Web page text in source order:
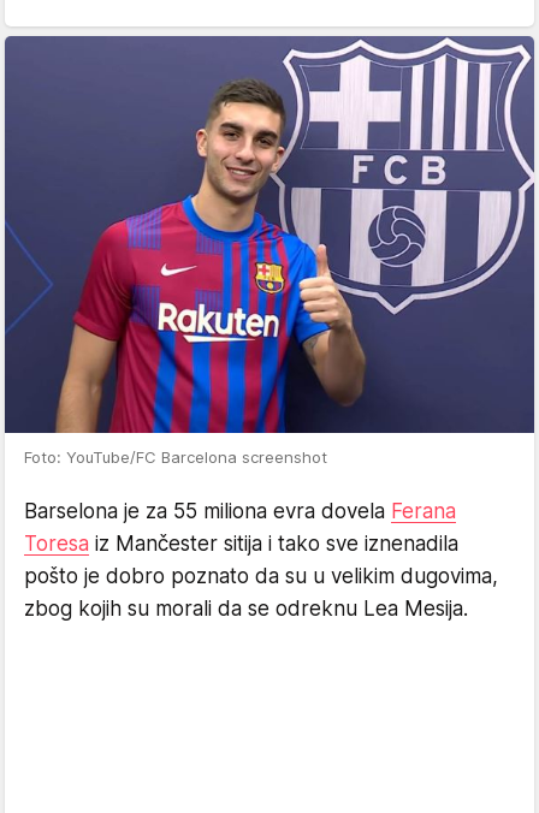
Foto: YouTube/FC Barcelona screenshot
Barselona je za 55 miliona evra dovela Ferana
Toresa iz Mančester sitija i tako sve iznenadila
pošto je dobro poznato da su u velikim dugovima,
zbog kojih su morali da se odreknu Lea Mesija.